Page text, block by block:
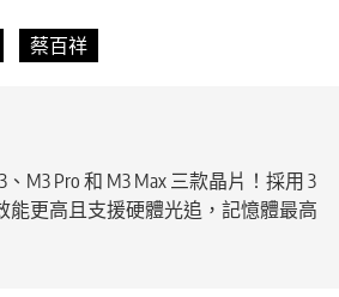
蔡百祥
、M3 Pro 和 M3 Max 三款晶片！採用 3
能更高且支援硬體光追，記憶體最高